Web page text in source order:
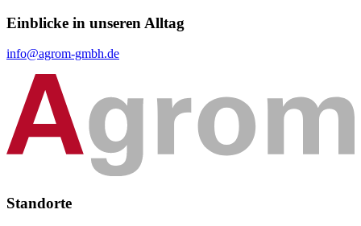
Einblicke in unseren Alltag
info@agrom-gmbh.de
Standorte